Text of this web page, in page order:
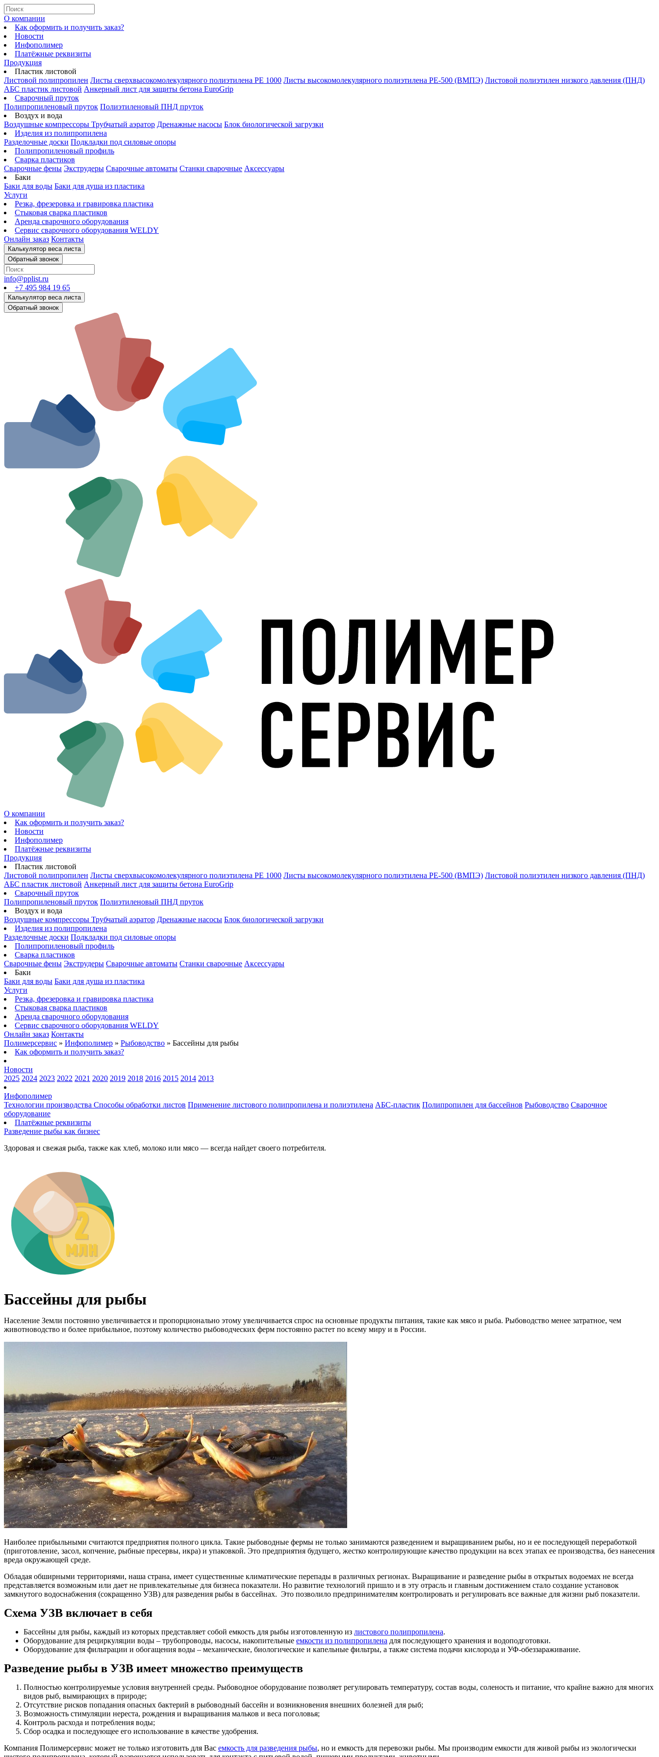
О компании
Как оформить и получить заказ?
Новости
Инфополимер
Платёжные реквизиты
Продукция
Пластик листовой
Листовой полипропилен Листы сверхвысокомолекулярного полиэтилена PE 1000 Листы высокомолекулярного полиэтилена РЕ-500 (ВМПЭ) Листовой полиэтилен низкого давления (ПНД)
АБС пластик листовой Анкерный лист для защиты бетона EuroGrip
Сварочный пруток
Полипропиленовый пруток Полиэтиленовый ПНД пруток
Воздух и вода
Воздушные компрессоры Трубчатый аэратор Дренажные насосы Блок биологической загрузки
Изделия из полипропилена
Разделочные доски Подкладки под силовые опоры
Полипропиленовый профиль
Сварка пластиков
Сварочные фены Экструдеры Сварочные автоматы Станки сварочные Аксессуары
Баки
Баки для воды Баки для душа из пластика
Услуги
Резка, фрезеровка и гравировка пластика
Стыковая сварка пластиков
Аренда сварочного оборудования
Сервис сварочного оборудования WELDY
Онлайн заказ Контакты
info@pplist.ru
+7 495 984 19 65
О компании
Как оформить и получить заказ?
Новости
Инфополимер
Платёжные реквизиты
Продукция
Пластик листовой
Листовой полипропилен Листы сверхвысокомолекулярного полиэтилена PE 1000 Листы высокомолекулярного полиэтилена РЕ-500 (ВМПЭ) Листовой полиэтилен низкого давления (ПНД)
АБС пластик листовой Анкерный лист для защиты бетона EuroGrip
Сварочный пруток
Полипропиленовый пруток Полиэтиленовый ПНД пруток
Воздух и вода
Воздушные компрессоры Трубчатый аэратор Дренажные насосы Блок биологической загрузки
Изделия из полипропилена
Разделочные доски Подкладки под силовые опоры
Полипропиленовый профиль
Сварка пластиков
Сварочные фены Экструдеры Сварочные автоматы Станки сварочные Аксессуары
Баки
Баки для воды Баки для душа из пластика
Услуги
Резка, фрезеровка и гравировка пластика
Стыковая сварка пластиков
Аренда сварочного оборудования
Сервис сварочного оборудования WELDY
Онлайн заказ Контакты
Полимерсервис » Инфополимер » Рыбоводство » Бассейны для рыбы
Как оформить и получить заказ?
Новости
2025 2024 2023 2022 2021 2020 2019 2018 2016 2015 2014 2013
Инфополимер
Технологии производства Способы обработки листов Применение листового полипропилена и полиэтилена АБС-пластик Полипропилен для бассейнов Рыбоводство Сварочное
оборудование
Платёжные реквизиты
Разведение рыбы как бизнес
Здоровая и свежая рыба, также как хлеб, молоко или мясо — всегда найдет своего потребителя.
Бассейны для рыбы
Население Земли постоянно увеличивается и пропорционально этому увеличивается спрос на основные продукты питания, такие как мясо и рыба. Рыбоводство менее затратное, чем
животноводство и более прибыльное, поэтому количество рыбоводческих ферм постоянно растет по всему миру и в России.
Наиболее прибыльными считаются предприятия полного цикла. Такие рыбоводные фермы не только занимаются разведением и выращиванием рыбы, но и ее последующей переработкой
(приготовление, засол, копчение, рыбные пресервы, икра) и упаковкой. Это предприятия будущего, жестко контролирующие качество продукции на всех этапах ее производства, без нанесения
вреда окружающей среде.
Обладая обширными территориями, наша страна, имеет существенные климатические перепады в различных регионах. Выращивание и разведение рыбы в открытых водоемах не всегда
представляется возможным или дает не привлекательные для бизнеса показатели. Но развитие технологий пришло и в эту отрасль и главным достижением стало создание установок
замкнутого водоснабжения (сокращенно УЗВ) для разведения рыбы в бассейнах. Это позволило предпринимателям контролировать и регулировать все важные для жизни рыб показатели.
Схема УЗВ включает в себя
Бассейны для рыбы, каждый из которых представляет собой емкость для рыбы изготовленную из листового полипропилена.
Оборудование для рециркуляции воды – трубопроводы, насосы, накопительные емкости из полипропилена для последующего хранения и водоподготовки.
Оборудование для фильтрации и обогащения воды – механические, биологические и капельные фильтры, а также система подачи кислорода и УФ-обеззараживание.
Разведение рыбы в УЗВ имеет множество преимуществ
Полностью контролируемые условия внутренней среды. Рыбоводное оборудование позволяет регулировать температуру, состав воды, соленость и питание, что крайне важно для многих
видов рыб, вымирающих в природе;
Отсутствие рисков попадания опасных бактерий в рыбоводный бассейн и возникновения внешних болезней для рыб;
Возможность стимуляции нереста, рождения и выращивания мальков и веса поголовья;
Контроль расхода и потребления воды;
Сбор осадка и последующее его использование в качестве удобрения.
Компания Полимерсервис может не только изготовить для Вас емкость для разведения рыбы, но и емкость для перевозки рыбы. Мы производим емкости для живой рыбы из экологически